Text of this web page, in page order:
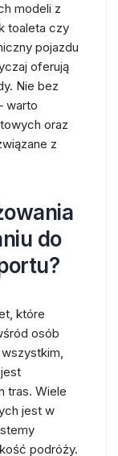
modeli z
toaleta czy
pojazdu
oferują
Nie bez
warto
oraz
z
do
które
osób
tras. Wiele
jest w
podróży.